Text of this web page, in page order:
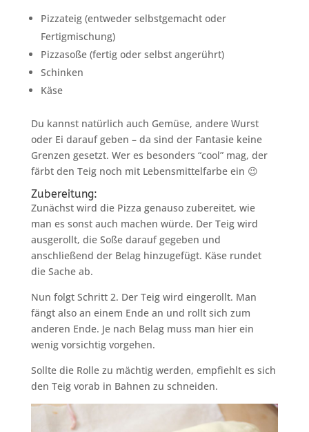
Pizzateig (entweder selbstgemacht oder
Fertigmischung)
Pizzasoße (fertig oder selbst angerührt)
Schinken
Käse
Du kannst natürlich auch Gemüse, andere Wurst
oder Ei darauf geben – da sind der Fantasie keine
Grenzen gesetzt. Wer es besonders “cool” mag, der
färbt den Teig noch mit Lebensmittelfarbe ein 😉
Zubereitung:
Zunächst wird die Pizza genauso zubereitet, wie
man es sonst auch machen würde. Der Teig wird
ausgerollt, die Soße darauf gegeben und
anschließend der Belag hinzugefügt. Käse rundet
die Sache ab.
Nun folgt Schritt 2. Der Teig wird eingerollt. Man
fängt also an einem Ende an und rollt sich zum
anderen Ende. Je nach Belag muss man hier ein
wenig vorsichtig vorgehen.
Sollte die Rolle zu mächtig werden, empfiehlt es sich
den Teig vorab in Bahnen zu schneiden.